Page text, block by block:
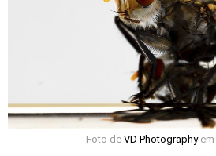
Foto de VD Photographyem